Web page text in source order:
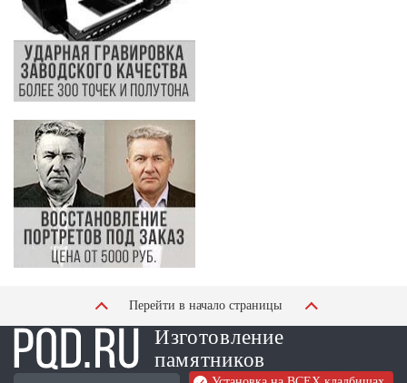
Перейти в начало страницы
Изготовление
памятников